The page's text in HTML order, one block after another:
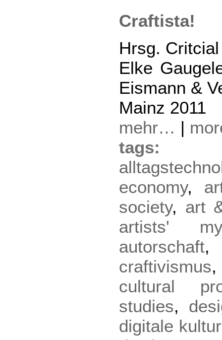
Craftista!
Hrsg.
Elke
Eismann &
Mainz 2011
mehr… |
economy,
society, art
artists'
autorschaft
craftivismus
cultural
studies,
digitale kultur